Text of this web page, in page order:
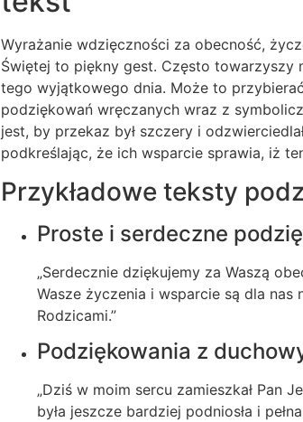
Wyrażanie wdzięczności za obecność,
Świętej to piękny gest. Często towarzyszy
tego wyjątkowego dnia. Może to
podziękowań wręczanych wraz z
jest, by przekaz był szczery i
podkreślając, że ich wsparcie sprawia, iż
Przykładowe teksty
Proste i serdeczne
„Serdecznie dziękujemy za Waszą
Wasze życzenia i wsparcie są dla nas
Rodzicami.”
Podziękowania z
„Dziś w moim sercu zamieszkał Pan
była jeszcze bardziej podniosła i